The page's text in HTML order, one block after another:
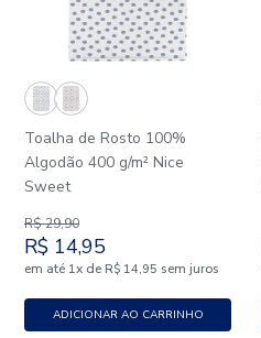
Toalha de Rosto 100%
Algodão 400 g/m² Nice
Sweet
R$29,90
R$ 14,95
em até 1x de R$ 14,95 sem juros
ADICIONAR AO CARRINHO